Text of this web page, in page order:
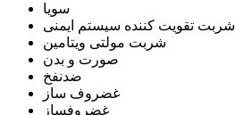
سویا
شربت تقویت کننده سیستم ایمنی
شربت مولتی ویتامین
صورت و بدن
ضدنفخ
غضروف ساز
غضروفساز